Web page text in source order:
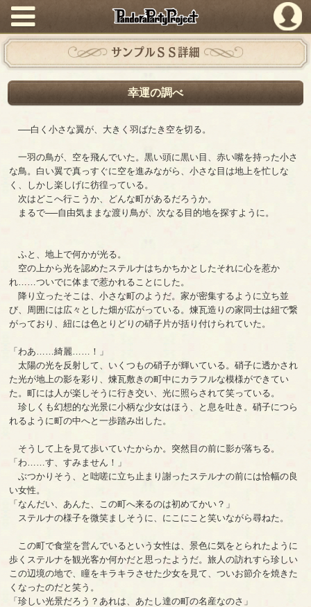
PandoraPartyProject
サンプルＳＳ詳細
幸運の調べ
──白く小さな翼が、大きく羽ばたき空を切る。
一羽の鳥が、空を飛んでいた。黒い頭に黒い目、赤い嘴を持った小さ
な鳥。白い翼で真っすぐに空を進みながら、小さな目は地上を忙しな
く、しかし楽しげに彷徨っている。
次はどこへ行こうか、どんな町があるだろうか。
まるで──自由気ままな渡り鳥が、次なる目的地を探すように。
ふと、地上で何かが光る。
空の上から光を認めたステルナはちかちかとしたそれに心を惹か
れ……ついでに体まで惹かれることにした。
降り立ったそこは、小さな町のようだ。家が密集するように立ち並
び、周囲には広々とした畑が広がっている。煉瓦造りの家同士は紐で繋
がっており、紐には色とりどりの硝子片が括り付けられていた。
「わあ……綺麗……！」
太陽の光を反射して、いくつもの硝子が輝いている。硝子に透かされ
た光が地上の影を彩り、煉瓦敷きの町中にカラフルな模様ができてい
た。町には人が楽しそうに行き交い、光に照らされて笑っている。
珍しくも幻想的な光景に小柄な少女はほう、と息を吐き。硝子につら
れるように町の中へと一歩踏み出した。
そうして上を見て歩いていたからか。突然目の前に影が落ちる。
「わ……す、すみません！」
ぶつかりそう、と咄嗟に立ち止まり謝ったステルナの前には恰幅の良
い女性。
「なんだい、あんた、この町へ来るのは初めてかい？」
ステルナの様子を微笑ましそうに、にこにこと笑いながら尋ねた。
この町で食堂を営んでいるという女性は、景色に気をとられたように
歩くステルナを観光客か何かだと思ったようだ。旅人の訪れすら珍しい
この辺境の地で、瞳をキラキラさせた少女を見て、ついお節介を焼きた
くなったのだと笑う。
「珍しい光景だろう？あれは、あたし達の町の名産なのさ」